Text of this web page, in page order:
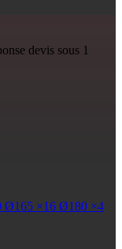
devis sous 1
Ø165 ×16 Ø180 ×4